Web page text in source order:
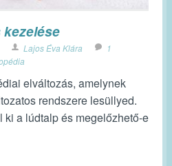
Lajos Éva Klára
1
elváltozás, amelynek
rendszere lesüllyed.
a lúdtalp és megelőzhető-e